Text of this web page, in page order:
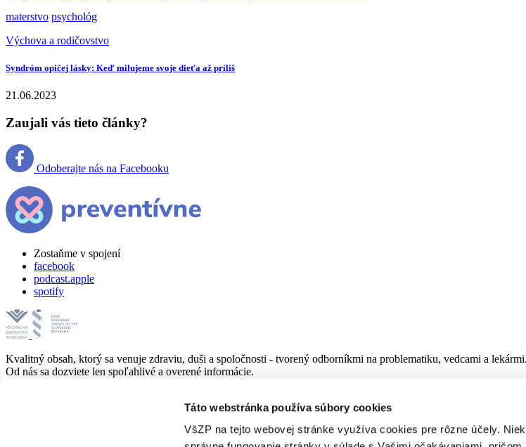
Táto webstránka používa súbory cookies
VšZP na tejto webovej stránke využíva cookies pre rôzne účely.
materstvo psychológ
Výchova a rodičovstvo
Syndróm opičej lásky: Keď milujeme svoje dieťa až príliš
21.06.2023
Zaujali vás tieto články?
Odoberajte nás na Facebooku
Zostaňme v spojení
facebook
podcast.apple
spotify
Kvalitný obsah, ktorý sa venuje zdraviu, duši a spoločnosti - tvorený odborníkmi na problematiku, vedcami a
Od nás sa dozviete len spoľahlivé a overené informácie.